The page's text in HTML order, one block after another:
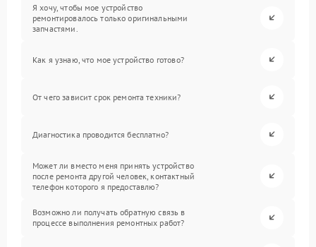
Я хочу, чтобы мое устройство
ремонтировалось только оригинальными
запчастями.
Как я узнаю, что мое устройство готово?
От чего зависит срок ремонта техники?
Диагностика проводится бесплатно?
Может ли вместо меня принять устройство
после ремонта другой человек, контактный
телефон которого я предоставлю?
Возможно ли получать обратную связь в
процессе выполнения ремонтных работ?